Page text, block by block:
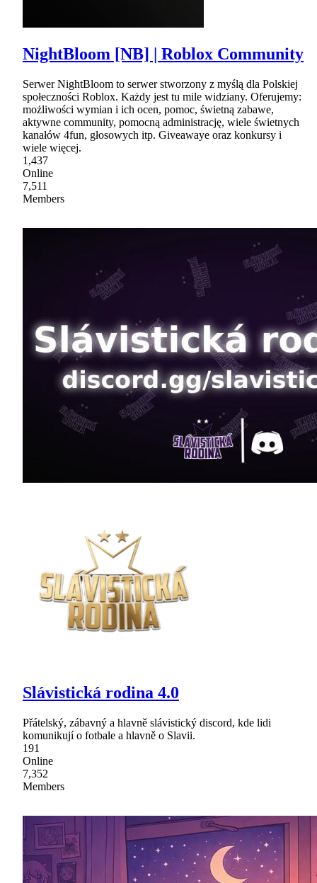
NightBloom [NB] | Roblox Community
Serwer NightBloom to serwer stworzony z myślą dla Polskiej
społeczności Roblox. Każdy jest tu mile widziany. Oferujemy:
możliwości wymian i ich ocen, pomoc, świetną zabawe,
aktywne community, pomocną administrację, wiele świetnych
kanałów 4fun, głosowych itp. Giveawaye oraz konkursy i
wiele więcej.
1,437
Online
7,511
Members
Slávistická rodina 4.0
Přátelský, zábavný a hlavně slávistický discord, kde lidi
komunikují o fotbale a hlavně o Slavii.
191
Online
7,352
Members